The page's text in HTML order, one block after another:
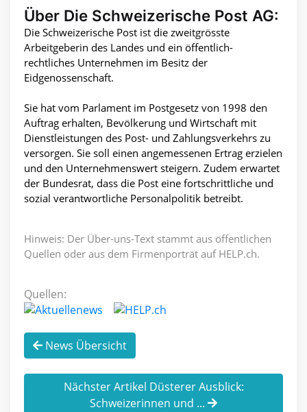
Über Die Schweizerische Post AG:
Die Schweizerische Post ist die zweitgrösste
Arbeitgeberin des Landes und ein öffentlich-
rechtliches Unternehmen im Besitz der
Eidgenossenschaft.
Sie hat vom Parlament im Postgesetz von 1998 den
Auftrag erhalten, Bevölkerung und Wirtschaft mit
Dienstleistungen des Post- und Zahlungsverkehrs zu
versorgen. Sie soll einen angemessenen Ertrag erzielen
und den Unternehmenswert steigern. Zudem erwartet
der Bundesrat, dass die Post eine fortschrittliche und
sozial verantwortliche Personalpolitik betreibt.
Hinweis: Der Über-uns-Text stammt aus öffentlichen
Quellen oder aus dem Firmenporträt auf HELP.ch.
Quellen:
News Übersicht
Nächster Artikel Düsterer Ausblick:
Schweizerinnen und ...